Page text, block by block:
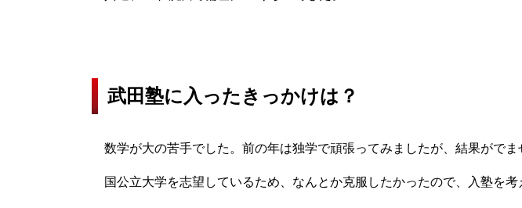
武田塾に入ったきっかけは？
数学が大の苦手でした。前の年は独学で頑張ってみましたが、結果がで
国公立大学を志望しているため、なんとか克服したかったので、入塾を考